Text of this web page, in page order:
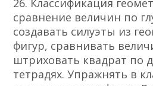
26. Классификация
сравнение величин по
создавать силуэты из
фигур, сравнивать
штриховать квадрат по
тетрадях. Упражнять в